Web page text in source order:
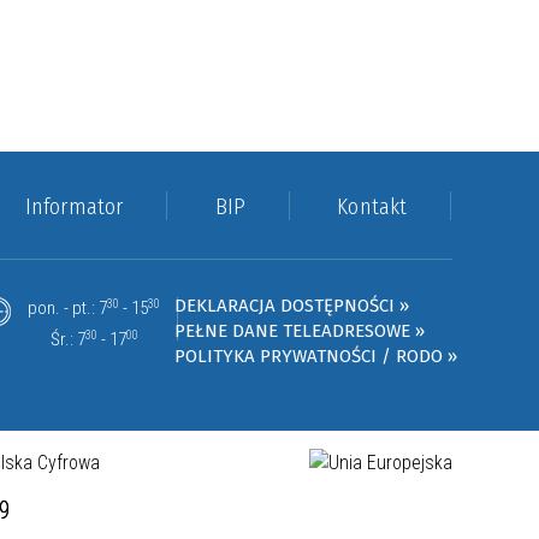
Informator BIP Kontakt
pon. - pt.: 730 - 1530
Śr.: 730 - 1700
DEKLARACJA DOSTĘPNOŚCI »
PEŁNE DANE TELEADRESOWE »
POLITYKA PRYWATNOŚCI / RODO »